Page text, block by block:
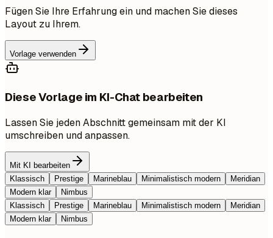
Fügen Sie Ihre Erfahrung ein und machen Sie dieses
Layout zu Ihrem.
Vorlage verwenden
Diese Vorlage im KI-Chat bearbeiten
Lassen Sie jeden Abschnitt gemeinsam mit der KI
umschreiben und anpassen.
Mit KI bearbeiten
Klassisch
Prestige Marineblau Minimalistisch modern
Meridian
Modern klar
Nimbus
Klassisch
Prestige Marineblau Minimalistisch modern
Meridian
Modern klar
Nimbus